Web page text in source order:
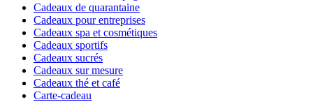
Cadeaux de quarantaine
Cadeaux pour entreprises
Cadeaux spa et cosmétiques
Cadeaux sportifs
Cadeaux sucrés
Cadeaux sur mesure
Cadeaux thé et café
Carte-cadeau